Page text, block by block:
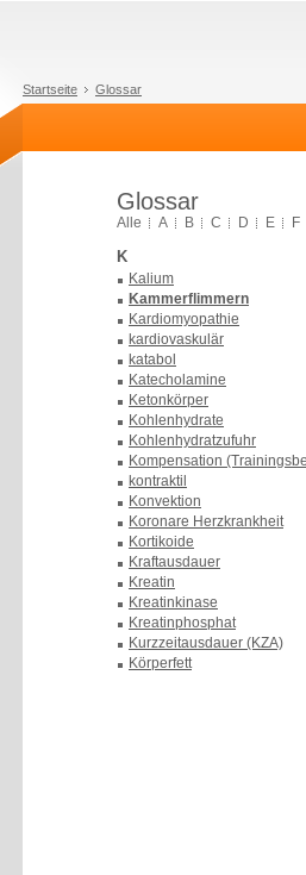
Startseite Glossar
Glossar
Alle A B C D E F
K
Kalium
Kammerflimmern
Kardiomyopathie
kardiovaskulär
katabol
Katecholamine
Ketonkörper
Kohlenhydrate
Kohlenhydratzufuhr
Kompensation
kontraktil
Konvektion
Koronare Herzkrankheit
Kortikoide
Kraftausdauer
Kreatin
Kreatinkinase
Kreatinphosphat
Kurzzeitausdauer (KZA)
Körperfett